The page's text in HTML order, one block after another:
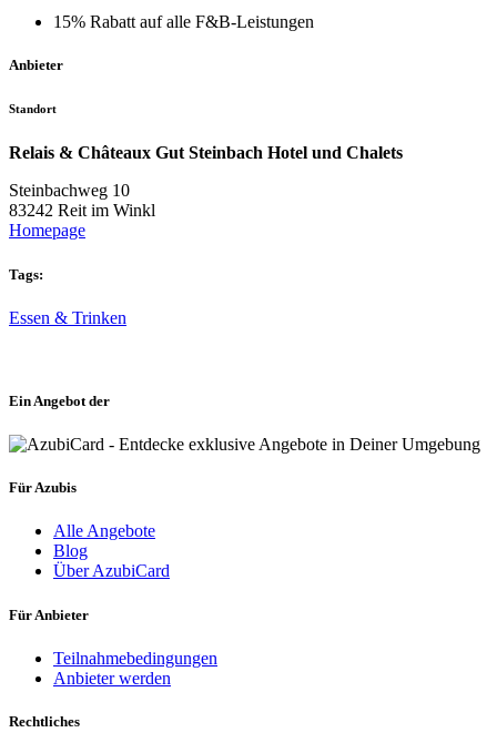
15% Rabatt auf alle F&B-Leistungen
Anbieter
Standort
Relais & Châteaux Gut Steinbach Hotel und Chalets
Steinbachweg 10
83242 Reit im Winkl
Homepage
Tags:
Essen & Trinken
Ein Angebot der
Für Azubis
Alle Angebote
Blog
Über AzubiCard
Für Anbieter
Teilnahmebedingungen
Anbieter werden
Rechtliches